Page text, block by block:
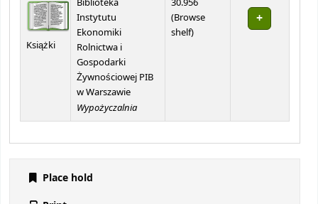
Książki
Biblioteka
Instytutu
Ekonomiki
Rolnictwa i
Gospodarki
Żywnościowej PIB
w Warszawie
Wypożyczalnia
30.956
(Browse
shelf(Opens below)
)
Place hold